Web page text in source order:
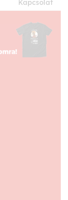
Kapcsolat